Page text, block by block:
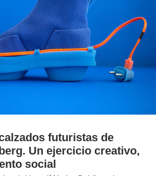
futuristas de
Un ejercicio creativo,
social